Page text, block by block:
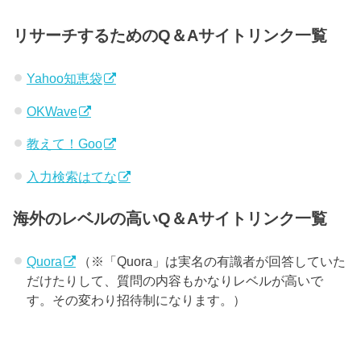
リサーチするためのQ＆Aサイトリンク一覧
Yahoo知恵袋
OKWave
教えて！Goo
入力検索はてな
海外のレベルの高いQ＆Aサイトリンク一覧
Quora
（※「Quora」は実名の有識者が回答していた
だけたりして、質問の内容もかなりレベルが高いで
す。その変わり招待制になります。）